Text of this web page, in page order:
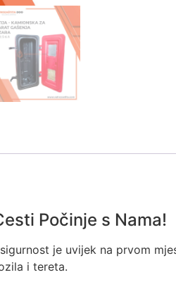
Počinje s Nama!
je uvijek na prvom
i tereta.